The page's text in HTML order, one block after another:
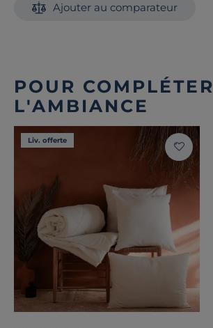
Ajouter au comparateur
POUR COMPLÉTER
L'AMBIANCE
Liv. offerte